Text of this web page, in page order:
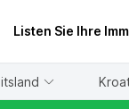
Listen Sie Ihre